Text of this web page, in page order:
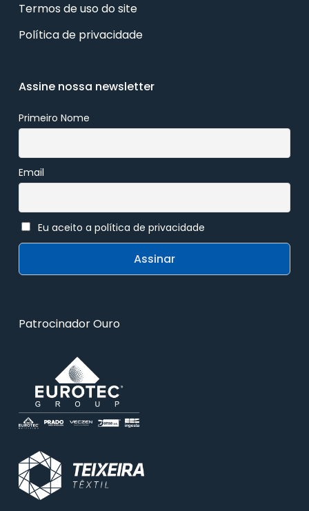
Termos de uso do site
Política de privacidade
Assine nossa newsletter
Primeiro Nome
Email
Eu aceito a política de privacidade
Patrocinador Ouro